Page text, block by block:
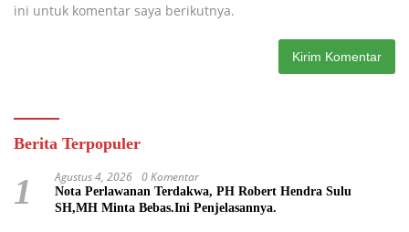
ini untuk komentar saya berikutnya.
Berita Terpopuler
1 Agustus 4, 2026 0 Komentar
Nota Perlawanan Terdakwa, PH Robert Hendra Sulu
SH,MH Minta Bebas.Ini Penjelasannya.